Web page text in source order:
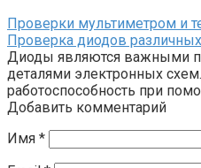
Проверки мультиметром и
Проверка диодов
Диоды являются важными
деталями электронных
работоспособность при
Добавить комментарий
Имя *